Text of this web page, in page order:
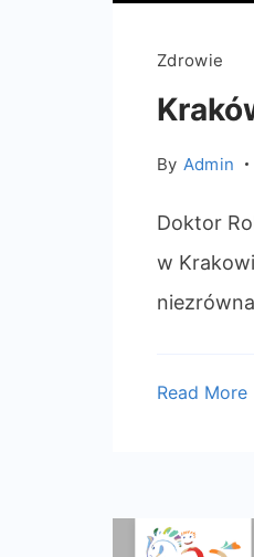
Zdrowie
By Admin
Doktor
w
Read More